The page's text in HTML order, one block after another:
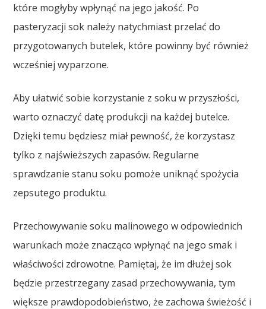
które mogłyby wpłynąć na jego jakość. Po
pasteryzacji sok należy natychmiast przelać do
przygotowanych butelek, które powinny być również
wcześniej wyparzone.
Aby ułatwić sobie korzystanie z soku w przyszłości,
warto oznaczyć datę produkcji na każdej butelce.
Dzięki temu będziesz miał pewność, że korzystasz
tylko z najświeższych zapasów. Regularne
sprawdzanie stanu soku pomoże uniknąć spożycia
zepsutego produktu.
Przechowywanie soku malinowego w odpowiednich
warunkach może znacząco wpłynąć na jego smak i
właściwości zdrowotne. Pamiętaj, że im dłużej sok
będzie przestrzegany zasad przechowywania, tym
większe prawdopodobieństwo, że zachowa świeżość i